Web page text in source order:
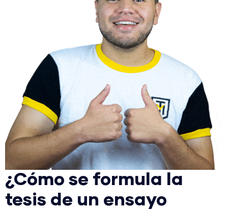
¿Cómo se formula la
tesis de un ensayo